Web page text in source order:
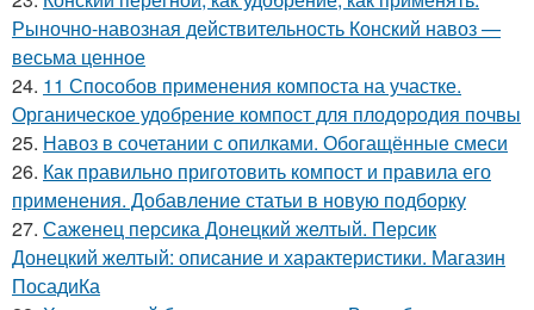
Рыночно-навозная действительность Конский навоз —
весьма ценное
24. 11 Способов применения компоста на участке.
Органическое удобрение компост для плодородия почвы
25. Навоз в сочетании с опилками. Обогащённые смеси
26. Как правильно приготовить компост и правила его
применения. Добавление статьи в новую подборку
27. Саженец персика Донецкий желтый. Персик
Донецкий желтый: описание и характеристики. Магазин
ПосадиКа